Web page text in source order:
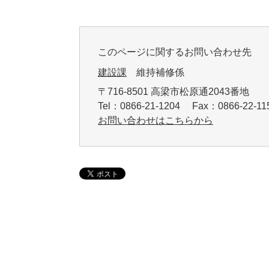
このページに関するお問い合わせ先
建設課 維持補修係
〒716-8501 高梁市松原通2043番地
Tel：0866-21-1204 Fax：0866-22-
お問い合わせはこちらから